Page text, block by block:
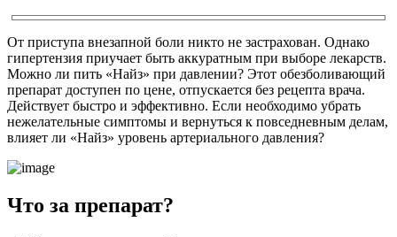
От приступа внезапной боли никто не застрахован. Однако
гипертензия приучает быть аккуратным при выборе лекарств.
Можно ли пить «Найз» при давлении? Этот обезболивающий
препарат доступен по цене, отпускается без рецепта врача.
Действует быстро и эффективно. Если необходимо убрать
нежелательные симптомы и вернуться к повседневным делам,
влияет ли «Найз» уровень артериального давления?
Что за препарат?